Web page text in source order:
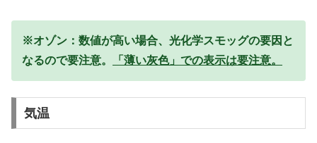
※オゾン：数値が高い場合、光化学スモッグの要因と
なるので要注意。
「薄い灰色」での表示は要注意。
気温